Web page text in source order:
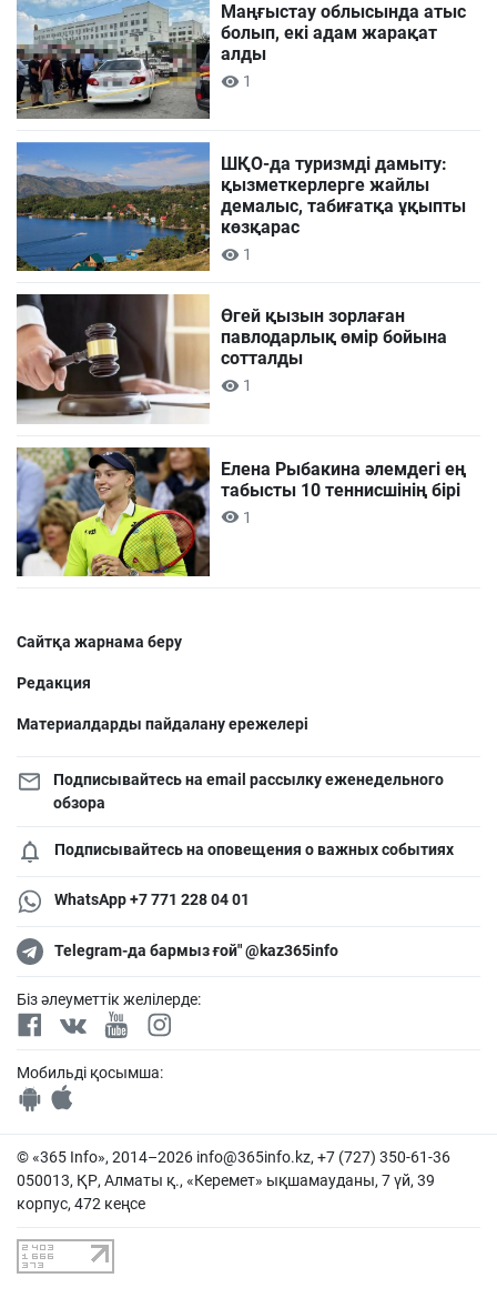
Маңғыстау облысында атыс
болып, екі адам жарақат
алды
1
ШҚО-да туризмді дамыту:
қызметкерлерге жайлы
демалыс, табиғатқа ұқыпты
көзқарас
1
Өгей қызын зорлаған
павлодарлық өмір бойына
сотталды
1
Елена Рыбакина әлемдегі ең
табысты 10 теннисшінің бірі
1
Сайтқа жарнама беру
Редакция
Материалдарды пайдалану ережелері
Подписывайтесь на email рассылку еженедельного
обзора
Подписывайтесь на оповещения о важных событиях
WhatsApp +7 771 228 04 01
Telegram-да бармыз ғой" @kaz365info
Біз әлеуметтік желілерде:
Мобильді қосымша:
© «365 Info», 2014–2026 info@365info.kz, +7 (727) 350-61-36
050013, ҚР, Алматы қ., «Керемет» ықшамауданы, 7 үй, 39
корпус, 472 кеңсе